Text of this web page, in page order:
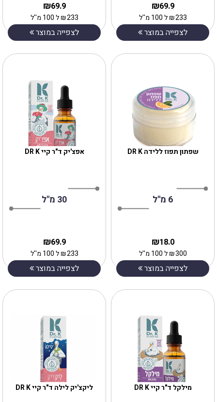
69.9
₪
233
₪ל 100 מ''ל
לצפייה במוצר
69.9
₪
233
₪ל 100 מ''ל
לצפייה במוצר
אפצ'יק ד"ר קיי DR K
30 מ"ל
69.9
₪
233
₪ל 100 מ''ל
לצפייה במוצר
שפתון תפוז ללידה DR K
6 מ''ל
18.0
₪
300
₪ל 100 מ''ל
לצפייה במוצר
ליקצ'יק לילה ד"ר קיי DR K מילקל ד"ר קיי DR K